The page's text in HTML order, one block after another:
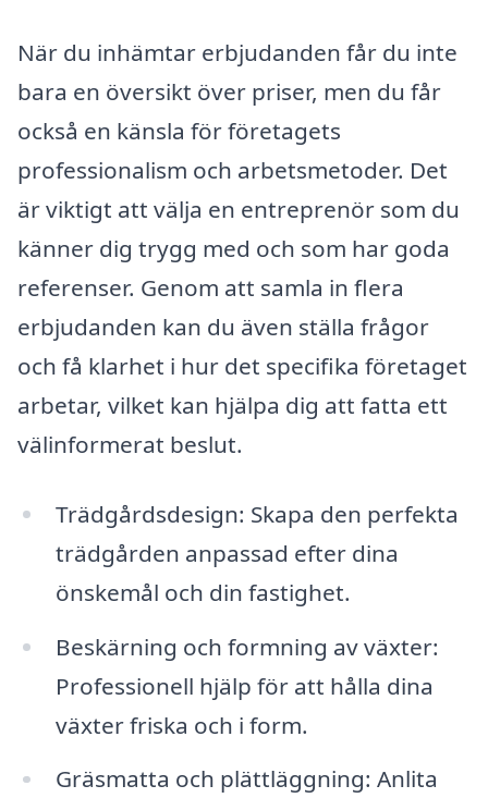
När du inhämtar erbjudanden får du inte
bara en översikt över priser, men du får
också en känsla för företagets
professionalism och arbetsmetoder. Det
är viktigt att välja en entreprenör som du
känner dig trygg med och som har goda
referenser. Genom att samla in flera
erbjudanden kan du även ställa frågor
och få klarhet i hur det specifika företaget
arbetar, vilket kan hjälpa dig att fatta ett
välinformerat beslut.
Trädgårdsdesign: Skapa den perfekta
trädgården anpassad efter dina
önskemål och din fastighet.
Beskärning och formning av växter:
Professionell hjälp för att hålla dina
växter friska och i form.
Gräsmatta och plättläggning: Anlita